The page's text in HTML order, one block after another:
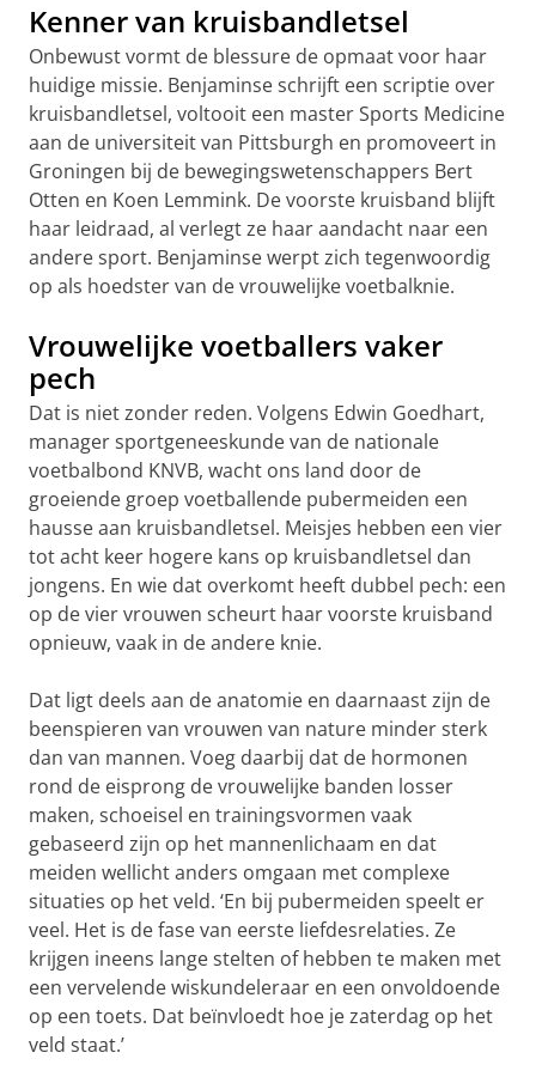
Kenner van kruisbandletsel
Onbewust vormt de blessure de opmaat voor haar
huidige missie. Benjaminse schrijft een scriptie over
kruisbandletsel, voltooit een master Sports Medicine
aan de universiteit van Pittsburgh en promoveert in
Groningen bij de bewegingswetenschappers Bert
Otten en Koen Lemmink. De voorste kruisband blijft
haar leidraad, al verlegt ze haar aandacht naar een
andere sport. Benjaminse werpt zich tegenwoordig
op als hoedster van de vrouwelijke voetbalknie.
Vrouwelijke voetballers vaker
pech
Dat is niet zonder reden. Volgens Edwin Goedhart,
manager sportgeneeskunde van de nationale
voetbalbond KNVB, wacht ons land door de
groeiende groep voetballende pubermeiden een
hausse aan kruisbandletsel. Meisjes hebben een vier
tot acht keer hogere kans op kruisbandletsel dan
jongens. En wie dat overkomt heeft dubbel pech: een
op de vier vrouwen scheurt haar voorste kruisband
opnieuw, vaak in de andere knie.
Dat ligt deels aan de anatomie en daarnaast zijn de
beenspieren van vrouwen van nature minder sterk
dan van mannen. Voeg daarbij dat de hormonen
rond de eisprong de vrouwelijke banden losser
maken, schoeisel en trainingsvormen vaak
gebaseerd zijn op het mannenlichaam en dat
meiden wellicht anders omgaan met complexe
situaties op het veld. ‘En bij pubermeiden speelt er
veel. Het is de fase van eerste liefdesrelaties. Ze
krijgen ineens lange stelten of hebben te maken met
een vervelende wiskundeleraar en een onvoldoende
op een toets. Dat beïnvloedt hoe je zaterdag op het
veld staat.’